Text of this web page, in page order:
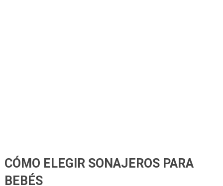
CÓMO ELEGIR SONAJEROS PARA
BEBÉS